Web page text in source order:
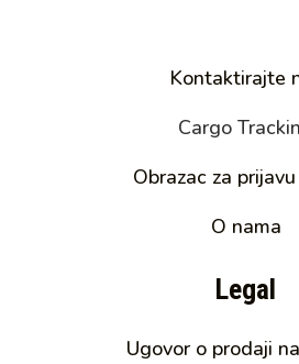
Kontaktirajte
Cargo
Obrazac za
O nama
Legal
Ugovor o prodaji